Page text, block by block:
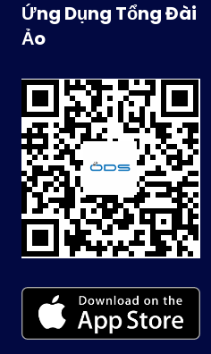
Ứng Dụng Tổng Đài
Ảo